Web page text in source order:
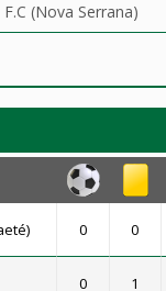
(Nova Serrana)
0 0
0 1